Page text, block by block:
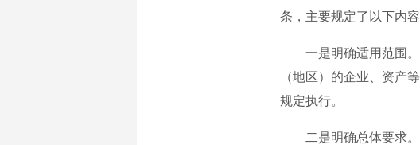
条，主要规定了以下内容
一是明确适用范围。
（地区）的企业、资产
规定执行。
二是明确总体要求。